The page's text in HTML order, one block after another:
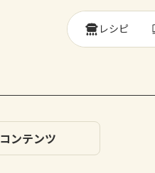
レシピ
コンテンツ